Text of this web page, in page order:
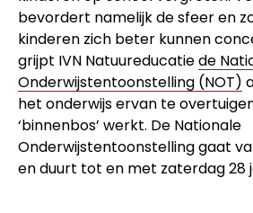
bevordert namelijk de sfeer en
kinderen zich beter kunnen
grijpt IVN Natuureducatiede
Onderwijstentoonstelling (NOT)
het onderwijs ervan te
‘binnenbos’ werkt. De Nationale
Onderwijstentoonstelling gaat
en duurt tot en met zaterdag 28